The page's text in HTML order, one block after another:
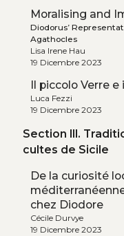
Moralising and
Diodorus’
Agathocles
Lisa Irene Hau
19 Dicembre 2023
Il piccolo Verre
Luca Fezzi
19 Dicembre 2023
Section III.
cultes de Sicile
De la curiosité
chez Diodore
Cécile Durvye
19 Dicembre 2023